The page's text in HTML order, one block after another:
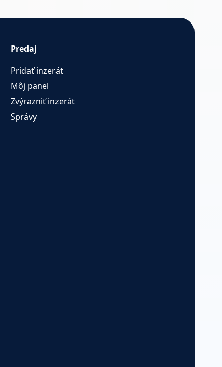
Predaj
Pridať inzerát
Môj panel
Zvýrazniť inzerát
Správy